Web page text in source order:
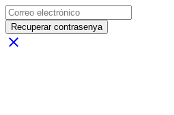
Recuperar contrasenya
close